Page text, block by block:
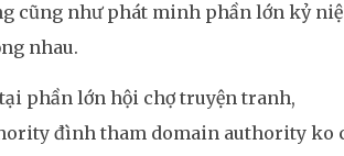
cũng như phát minh phần lớn kỷ
nhau.
phần lớn hội chợ truyện tranh,
đình tham domain authority ko